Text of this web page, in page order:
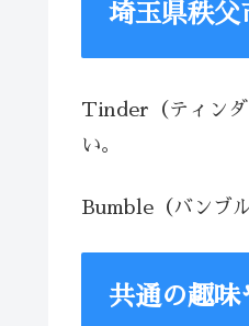
埼玉県秩父
Tinder（ティンダ
い。
Bumble（バンブ
共通の趣味